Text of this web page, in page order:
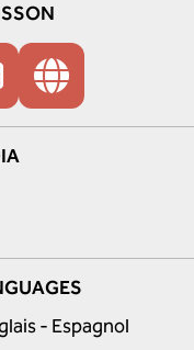
- Espagnol